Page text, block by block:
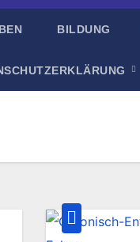
BILDUNG